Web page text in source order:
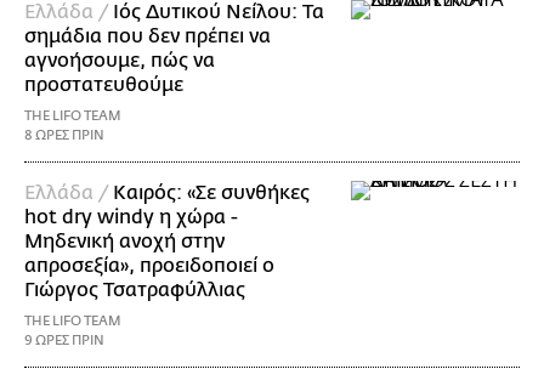
Ελλάδα / Ιός Δυτικού Νείλου: Τα
σημάδια που δεν πρέπει να
αγνοήσουμε, πώς να
προστατευθούμε
THE LIFO TEAM
8 ΩΡΕΣ ΠΡΙΝ
Ελλάδα / Καιρός: «Σε συνθήκες
hot dry windy η χώρα -
Μηδενική ανοχή στην
απροσεξία», προειδοποιεί ο
Γιώργος Τσατραφύλλιας
THE LIFO TEAM
9 ΩΡΕΣ ΠΡΙΝ